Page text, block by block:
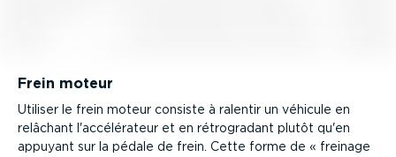
Frein moteur
Utiliser le frein moteur consiste à ralentir un véhicule en
relâchant l'accélé­rateur et en rétro­gradant plutôt qu'en
appuyant sur la pédale de frein. Cette forme de « freinage